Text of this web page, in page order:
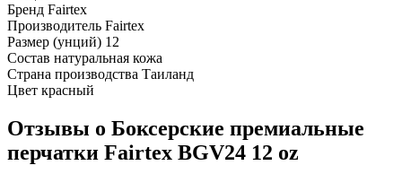
Бренд Fairtex
Производитель Fairtex
Размер (унций) 12
Состав натуральная кожа
Страна производства Таиланд
Цвет красный
Отзывы о Боксерские премиальные
перчатки Fairtex BGV24 12 oz